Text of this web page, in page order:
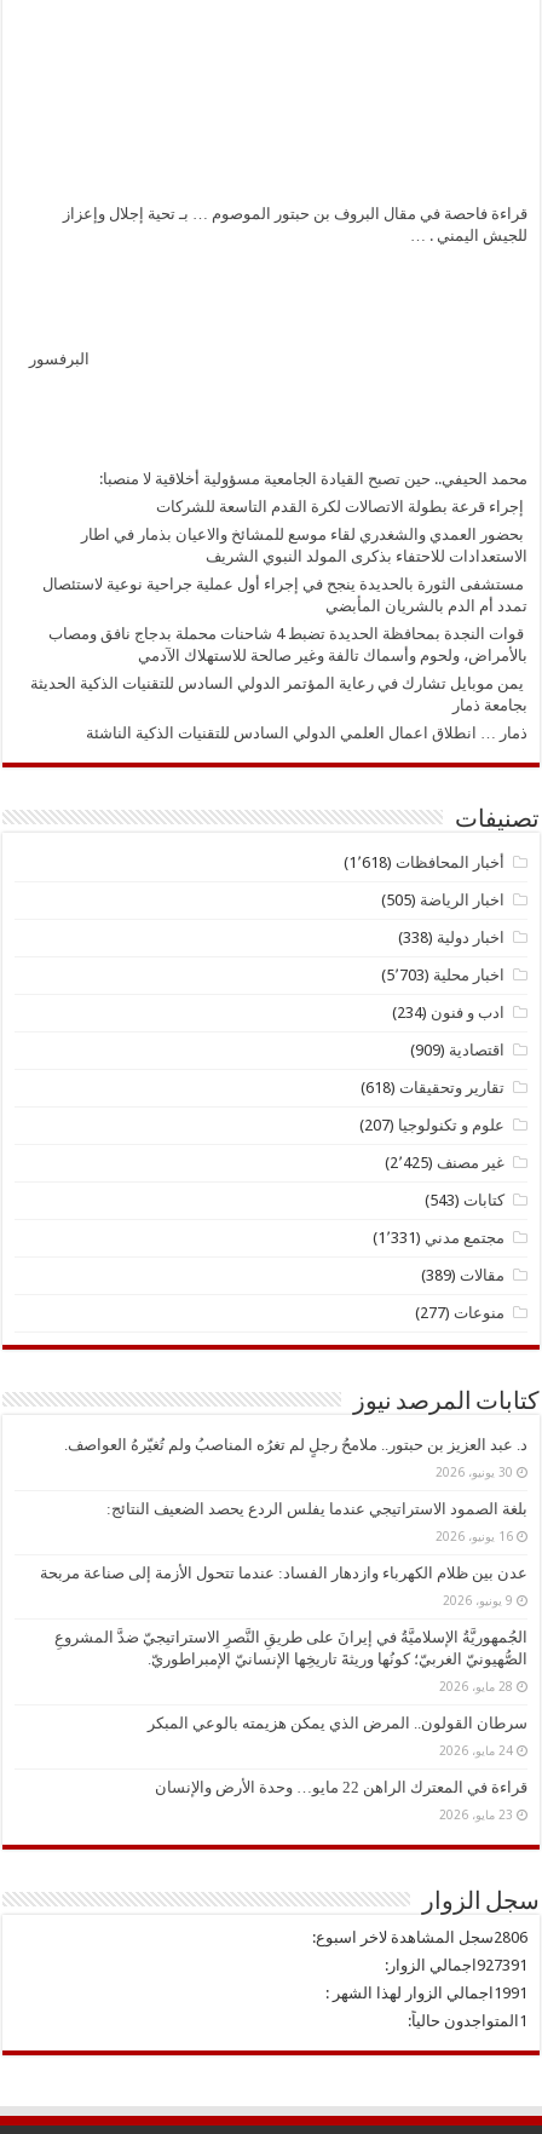
قراءة فاحصة في مقال البروف بن حبتور الموصوم … بـ تحية إجلال وإعزاز
للجيش اليمني . …
البرفسور
محمد الحيفي.. حين تصبح القيادة الجامعية مسؤولية أخلاقية لا منصبا:
إجراء قرعة بطولة الاتصالات لكرة القدم التاسعة للشركات
بحضور العمدي والشغدري لقاء موسع للمشائخ والاعيان بذمار في اطار
الاستعدادات للاحتفاء بذكرى المولد النبوي الشريف
مستشفى الثورة بالحديدة ينجح في إجراء أول عملية جراحية نوعية لاستئصال
تمدد أم الدم بالشريان المأبضي
قوات النجدة بمحافظة الحديدة تضبط 4 شاحنات محملة بدجاج نافق ومصاب
بالأمراض، ولحوم وأسماك تالفة وغير صالحة للاستهلاك الآدمي
يمن موبايل تشارك في رعاية المؤتمر الدولي السادس للتقنيات الذكية الحديثة
بجامعة ذمار
ذمار … انطلاق اعمال العلمي الدولي السادس للتقنيات الذكية الناشئة
تصنيفات
أخبار المحافظات (1٬618)
اخبار الرياضة (505)
اخبار دولية (338)
اخبار محلية (5٬703)
ادب و فنون (234)
اقتصادية (909)
تقارير وتحقيقات (618)
علوم و تكنولوجيا (207)
غير مصنف (2٬425)
كتابات (543)
مجتمع مدني (1٬331)
مقالات (389)
منوعات (277)
كتابات المرصد نيوز
د. ​عبد العزيز بن حبتور.. ملامحُ رجلٍ لم تغرُه المناصبُ ولم تُغيّرهُ العواصف.
30 يونيو، 2026
بلغة الصمود الاستراتيجي عندما يفلس الردع يحصد الضعيف النتائج:
16 يونيو، 2026
عدن بين ظلام الكهرباء وازدهار الفساد: عندما تتحول الأزمة إلى صناعة مربحة
9 يونيو، 2026
الجُمهوريَّةُ الإسلاميَّةُ في إيرانَ على طريقِ النَّصرِ الاستراتيجيّ ضدَّ المشروعِ
الصُّهيونيّ الغربيّ؛ كونُها وريثةَ تاريخِها الإنسانيّ الإمبراطوريّ.
28 مايو، 2026
سرطان القولون.. المرض الذي يمكن هزيمته بالوعي المبكر
24 مايو، 2026
قراءة في المعترك الراهن 22 مايو… وحدة الأرض والإنسان
23 مايو، 2026
سجل الزوار
2806سجل المشاهدة لاخر اسبوع:
927391 اجمالي الزوار:
1991 اجمالي الزوار لهذا الشهر :
1 المتواجدون حالياً: